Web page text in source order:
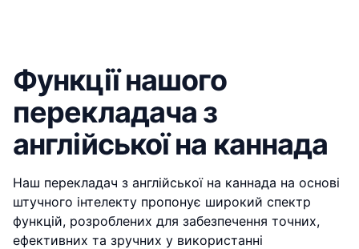
Функції нашого
перекладача з
англійської на каннада
Наш перекладач з англійської на каннада на основі
штучного інтелекту пропонує широкий спектр
функцій, розроблених для забезпечення точних,
ефективних та зручних у використанні